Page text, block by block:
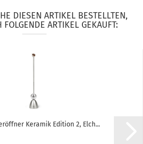
DIESEN ARTIKEL BESTELLTEN,
FOLGENDE ARTIKEL GEKAUFT:
Keramik Edition 2, Elch...